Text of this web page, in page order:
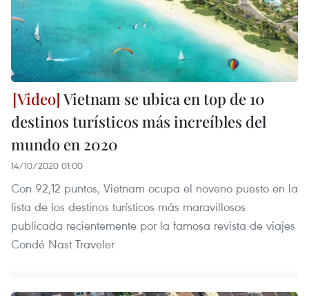
Vietnam se ubica en top de 10
destinos turísticos más increíbles del
mundo en 2020
14/10/2020 01:00
Con 92,12 puntos, Vietnam ocupa el noveno puesto en la
lista de los destinos turísticos más maravillosos
publicada recientemente por la famosa revista de viajes
Condé Nast Traveler